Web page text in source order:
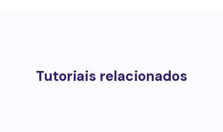
Tutoriais relacionados